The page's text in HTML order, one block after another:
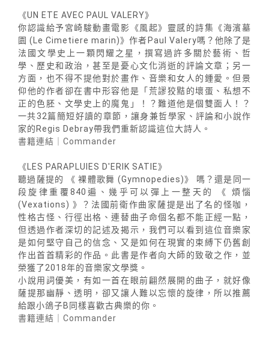
《UN ETE AVEC PAUL VALERY》
你認識給予宮崎駿動畫電影《風起》靈感的詩集《海濱墓
園 (Le Cimetiere marin)》作者Paul Valery嗎？他除了是
法國文學史上一顆閃耀之星，撰寫過許多關於藝術、哲
學、歷史和政治，甚至是憂心文化消逝的評論文章；另一
方面，也不得不提他對於畫作、音樂和女人的鍾愛。但景
仰他的作者卻在書中形容他是「荒謬狡黠的壞蛋、私想不
正的色胚、文學史上的魔鬼」！？難道他是個雙面人！？
一共32篇簡短好讀的章節，讓身兼哲學家、評論和小說作
家的Regis Debray帶我們重新認識這位大詩人。
書籍連結｜Commander
《LES PARAPLUIES D'ERIK SATIE》
聽過薩提的 《 裸體歌舞 (Gymnopedies)》 嗎？還是同一
段旋律重覆840遍、幾乎可以彈上一整天的 《 煩惱
(Vexations) 》？法國前衛作曲家薩提是出了名的怪咖，
性格古怪、行徑出格、連替曲子命個名都不能正經一點，
但透過作者深切的記述及揭示，我們可以看到這位音樂家
是如何堅守自己的信念、又是如何在現實的束縛下仍舊創
作出首首精彩的作品。此書是作者向大師的致敬之作，並
榮獲了2018年的音樂家文學獎。
小說用詞優美，有如一首在眼前翩然展開的曲子，就好像
薩提那幽靜、透明，卻又讓人難以忘懷的旋律，所以推薦
給跟小鴿子B同樣喜歡古典樂的你。
書籍連結｜Commander